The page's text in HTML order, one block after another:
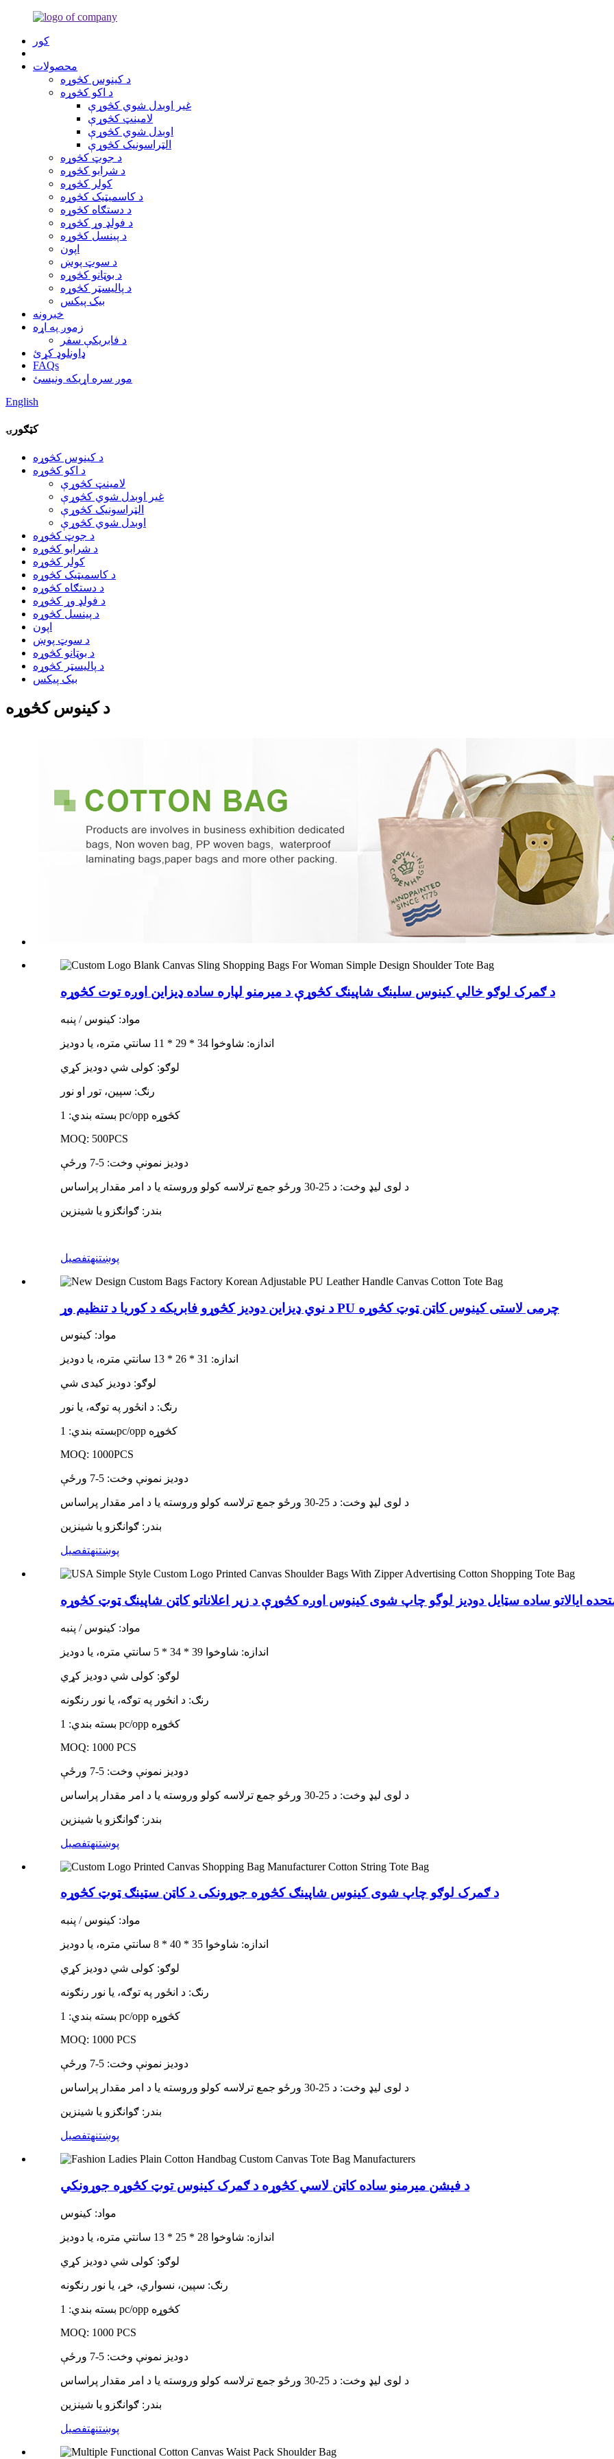
کور
محصولات
د کینوس کڅوړه
د اکو کڅوړه
غیر اوبدل شوي کڅوړې
لامینټ کڅوړې
اوبدل شوي کڅوړې
الټراسونیک کڅوړې
د جوټ کڅوړه
د شرابو کڅوړه
کولر کڅوړه
د کاسمیټیک کڅوړه
د دستګاه کڅوړه
د فولډ وړ کڅوړه
د پینسل کڅوړه
اپون
د سوټ پوښ
د بوټانو کڅوړه
د پالیسټر کڅوړه
بیک پیکس
خبرونه
زموږ په اړه
د فابریکې سفر
ډاونلوډ کړئ
FAQs
موږ سره اړیکه ونیسئ
English
کټګورۍ
د کینوس کڅوړه
د اکو کڅوړه
لامینټ کڅوړې
غیر اوبدل شوي کڅوړې
الټراسونیک کڅوړې
اوبدل شوي کڅوړې
د جوټ کڅوړه
د شرابو کڅوړه
کولر کڅوړه
د کاسمیټیک کڅوړه
د دستګاه کڅوړه
د فولډ وړ کڅوړه
د پینسل کڅوړه
اپون
د سوټ پوښ
د بوټانو کڅوړه
د پالیسټر کڅوړه
بیک پیکس
د کینوس کڅوړه
د ګمرک لوګو خالي کینوس سلینګ شاپینګ کڅوړې د میرمنو لپاره ساده ډیزاین اوږه توت کڅوړه
مواد: کینوس / پنبه
اندازه: شاوخوا 34 * 29 * 11 سانتي متره، یا دودیز
لوګو: کولی شي دودیز کړي
رنګ: سپین، تور او نور
بسته بندي: 1 pc/opp کڅوړه
MOQ: 500PCS
دودیز نمونې وخت: 5-7 ورځې
د لوی لیډ وخت: د 25-30 ورځو جمع ترلاسه کولو وروسته یا د امر مقدار پراساس
بندر: ګوانګزو یا شینزین
پوښتنهتفصیل
د نوي ډیزاین دودیز کڅوړو فابریکه د کوریا د تنظیم وړ PU چرمی لاستی کینوس کاټن ټوټ کڅوړه
مواد: کینوس
اندازه: 31 * 26 * 13 سانتي متره، یا دودیز
لوګو: دودیز کیدی شي
رنګ: د انځور په توګه، یا نور
بسته بندي: 1pc/opp کڅوړه
MOQ: 1000PCS
دودیز نمونې وخت: 5-7 ورځې
د لوی لیډ وخت: د 25-30 ورځو جمع ترلاسه کولو وروسته یا د امر مقدار پراساس
بندر: ګوانګزو یا شینزین
پوښتنهتفصیل
ایالاتو ساده سټایل دودیز لوگو چاپ شوی کینوس اوږه کڅوړې د زپر اعلاناتو کاټن شاپینګ ټوټ کڅوړه
مواد: کینوس / پنبه
اندازه: شاوخوا 39 * 34 * 5 سانتي متره، یا دودیز
لوګو: کولی شي دودیز کړي
رنګ: د انځور په توګه، یا نور رنګونه
بسته بندي: 1 pc/opp کڅوړه
MOQ: 1000 PCS
دودیز نمونې وخت: 5-7 ورځې
د لوی لیډ وخت: د 25-30 ورځو جمع ترلاسه کولو وروسته یا د امر مقدار پراساس
بندر: ګوانګزو یا شینزین
پوښتنهتفصیل
د ګمرک لوګو چاپ شوی کینوس شاپینګ کڅوړه جوړونکی د کاټن سټینګ ټوټ کڅوړه
مواد: کینوس / پنبه
اندازه: شاوخوا 35 * 40 * 8 سانتي متره، یا دودیز
لوګو: کولی شي دودیز کړي
رنګ: د انځور په توګه، یا نور رنګونه
بسته بندي: 1 pc/opp کڅوړه
MOQ: 1000 PCS
دودیز نمونې وخت: 5-7 ورځې
د لوی لیډ وخت: د 25-30 ورځو جمع ترلاسه کولو وروسته یا د امر مقدار پراساس
بندر: ګوانګزو یا شینزین
پوښتنهتفصیل
د فیشن میرمنو ساده کاټن لاسي کڅوړه د ګمرک کینوس توټ کڅوړه جوړونکي
مواد: کینوس
اندازه: شاوخوا 28 * 25 * 13 سانتي متره، یا دودیز
لوګو: کولی شي دودیز کړي
رنګ: سپین، نسواري، خړ، یا نور رنګونه
بسته بندي: 1 pc/opp کڅوړه
MOQ: 1000 PCS
دودیز نمونې وخت: 5-7 ورځې
د لوی لیډ وخت: د 25-30 ورځو جمع ترلاسه کولو وروسته یا د امر مقدار پراساس
بندر: ګوانګزو یا شینزین
پوښتنهتفصیل